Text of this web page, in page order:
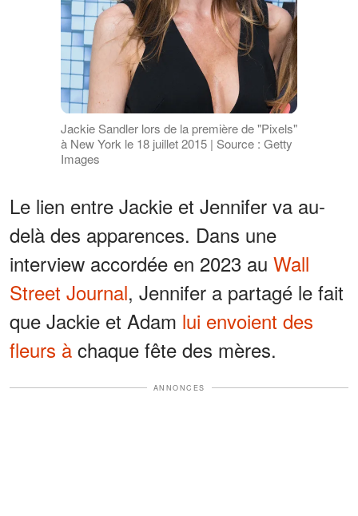
Jackie Sandler lors de la première de "Pixels"
à New York le 18 juillet 2015 | Source : Getty
Images
Le lien entre Jackie et Jennifer va au-
delà des apparences. Dans une
interview accordée en 2023 au Wall
Street Journal, Jennifer a partagé le fait
que Jackie et Adam lui envoient des
fleurs à chaque fête des mères.
ANNONCES